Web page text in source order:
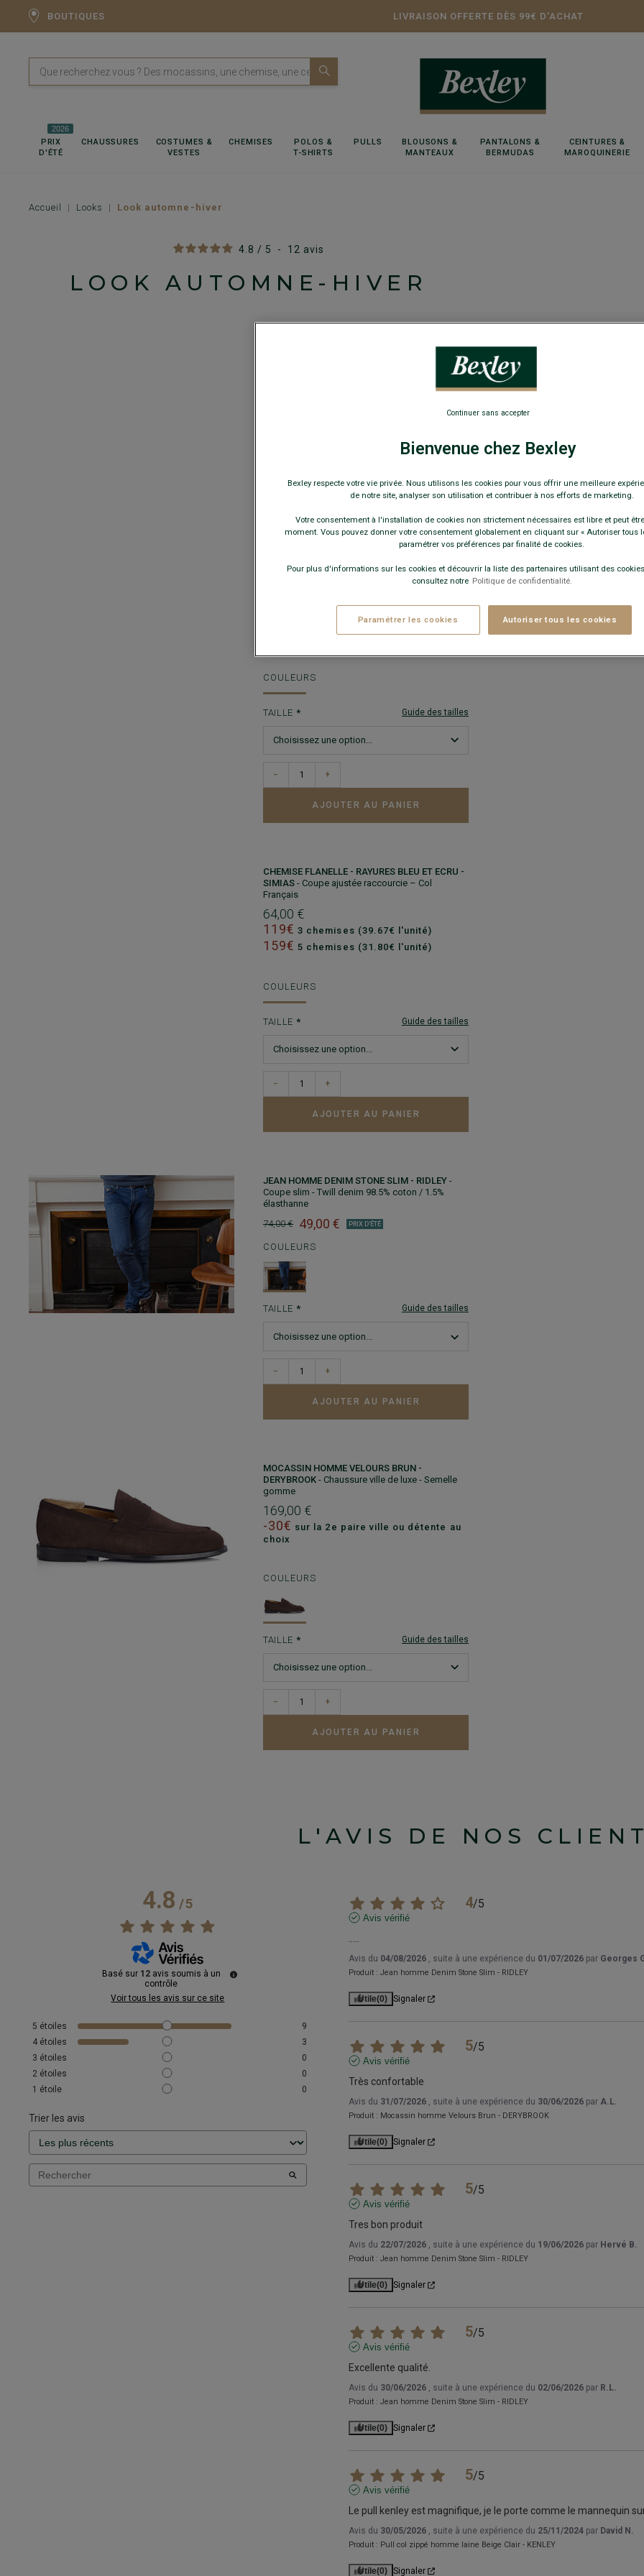
BOUTIQUES LIVRAISON OFFERTE DÈS 99€ D'ACHAT
PRIX
D'ÉTÉ
2026
CHAUSSURES
COSTUMES &
VESTES
CHEMISES
POLOS &
T-SHIRTS
PULLS
BLOUSONS &
MANTEAUX
PANTALONS &
BERMUDAS
CEINTURES &
MAROQUINERIE
Accueil Looks Look automne-hiver
4.8 / 5 - 12 avis
LOOK AUTOMNE-HIVER
AJOUTER AU PANIER
Le 2e pull laine au choix
COULEURS
TAILLE Guide des tailles
− +
AJOUTER AU PANIER
CHEMISE FLANELLE - RAYURES BLEU ET ECRU -
SIMIAS - Coupe ajustée raccourcie – Col
Français
64,00 €
119€ 3 chemises (39.67€ l'unité)
159€ 5 chemises (31.80€ l'unité)
COULEURS
TAILLE Guide des tailles
− +
AJOUTER AU PANIER
JEAN HOMME DENIM STONE SLIM - RIDLEY -
Coupe slim - Twill denim 98.5% coton / 1.5%
élasthanne
74,00 € 49,00 € PRIX D'ÉTÉ
COULEURS
TAILLE Guide des tailles
− +
AJOUTER AU PANIER
MOCASSIN HOMME VELOURS BRUN -
DERYBROOK - Chaussure ville de luxe - Semelle
gomme
169,00 €
-30€ sur la 2e paire ville ou détente au
choix
COULEURS
TAILLE Guide des tailles
− +
AJOUTER AU PANIER
L'AVIS DE NOS
4.8/5
Basé sur 12 avis soumis à un
contrôle
Voir tous les avis sur ce site
5 étoiles
9
4 étoiles
3
3 étoiles
0
2 étoiles
0
1 étoile 0
Trier les avis
4/5
Avis vérifié
Avis du 04/08/2026 , suite à une expérience du 01/07/2026 par Georges
Produit : Jean homme Denim Stone Slim - RIDLEY
Utile(0) Signaler
5/5
Avis vérifié
Très confortable
Avis du 31/07/2026 , suite à une expérience du 30/06/2026 par A.L.
Produit : Mocassin homme Velours Brun - DERYBROOK
Utile(0) Signaler
5/5
Avis vérifié
Tres bon produit
Avis du 22/07/2026 , suite à une expérience du 19/06/2026 par Hervé B.
Produit : Jean homme Denim Stone Slim - RIDLEY
Utile(0) Signaler
5/5
Avis vérifié
Excellente qualité.
Avis du 30/06/2026 , suite à une expérience du 02/06/2026 par R.L.
Produit : Jean homme Denim Stone Slim - RIDLEY
Utile(0) Signaler
5/5
Avis vérifié
Le pull kenley est magnifique, je le porte comme le mannequin
Avis du 30/05/2026 , suite à une expérience du 25/11/2024 par David N.
Produit : Pull col zippé homme laine Beige Clair - KENLEY
Utile(0) Signaler
Bienvenue chez Bexley
Bexley respecte votre vie privée. Nous utilisons les cookies pour vous offrir une meilleure
de notre site, analyser son utilisation et contribuer à nos efforts de marketing.
Votre consentement à l'installation de cookies non strictement nécessaires est libre et peut
moment. Vous pouvez donner votre consentement globalement en cliquant sur « Autoriser tous
paramétrer vos préférences par finalité de cookies.
Pour plus d'informations sur les cookies et découvrir la liste des partenaires utilisant des
consultez notre Politique de confidentialité.
Paramétrer les cookies Autoriser tous les cookies
Continuer sans accepter